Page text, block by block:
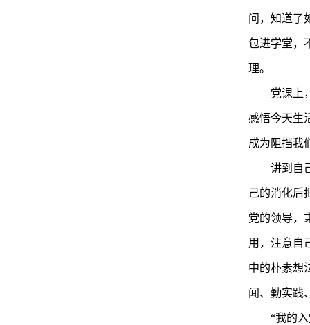
问，知道了
包进学堂，
理。
党课上
感悟今天生
成为阻挡我
讲到自
己的消化后
党的领导，
用，注意自
中的朴素想
闻、勤实践
“我的